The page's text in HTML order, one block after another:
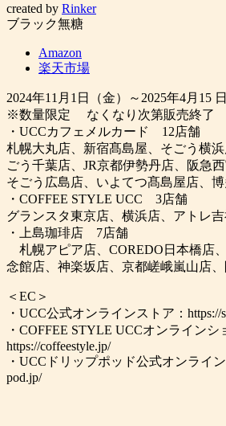
created by Rinker
ブラック無糖
Amazon
楽天市場
2024年11月1日（金）～2025年4
※数量限定 なくなり次第販売終了
・UCCカフェメルカード 12店舗
札幌大丸店、新宿髙島屋、そごう横
ごう千葉店、JR京都伊勢丹店、阪急
そごう広島店、いよてつ髙島屋店、
・COFFEE STYLE UCC 3店舗
グランスタ東京店、横浜店、アトレ
・上島珈琲店 7店舗
札幌アピア店、COREDO日本橋店
念館店、神楽坂店、京都嵯峨嵐山店
＜EC＞
・UCC公式オンラインストア：https://
・COFFEE STYLE UCCオンラインシ
https://coffeestyle.jp/
・UCCドリップポッド公式オンライ
pod.jp/